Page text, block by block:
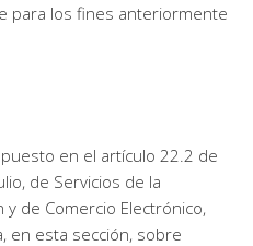
para los fines anteriormente
en el artículo 22.2 de
de Servicios de la
de Comercio Electrónico,
en esta sección, sobre